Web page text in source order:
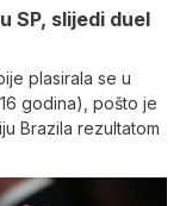
SP, slijedi duel
plasirala se u
godina), pošto je
Brazila rezultatom